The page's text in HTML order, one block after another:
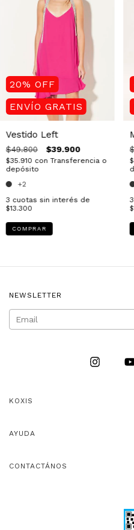
20% OFF
ENVÍO GRATIS
Vestido Left
$49.800 $39.900
$35.910 con Transferencia o
depósito
+2
3 cuotas sin interés de
$13.300
COMPRAR
3
NEWSLETTER
KOXIS
AYUDA
CONTACTÁNOS